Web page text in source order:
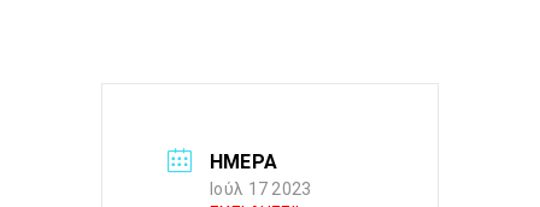
ΗΜΕΡΑ
Ιούλ 17 2023